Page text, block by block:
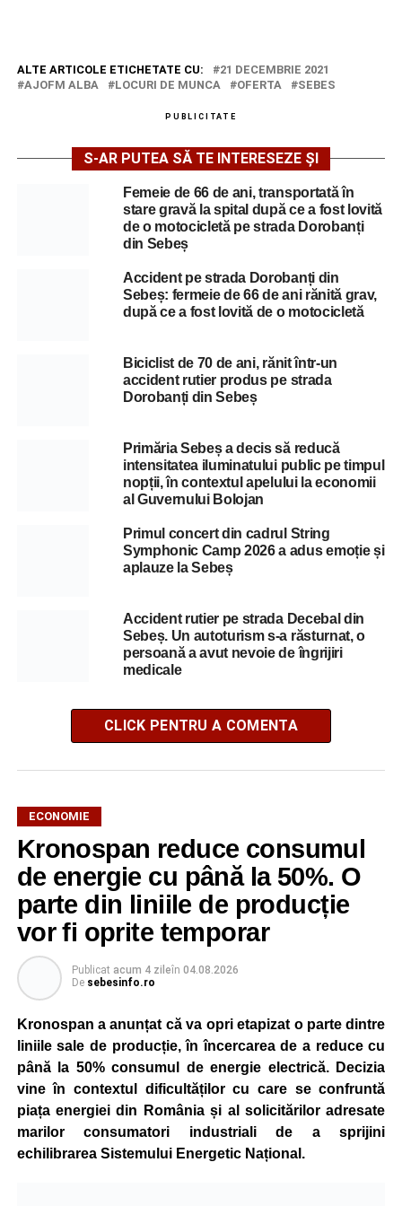
ALTE ARTICOLE ETICHETATE CU:
21 DECEMBRIE 2021
AJOFM ALBA
LOCURI DE MUNCA OFERTA SEBES
PUBLICITATE
S-AR PUTEA SĂ TE INTERESEZE ȘI
Femeie de 66 de ani, transportată în
stare gravă la spital după ce a fost lovită
de o motocicletă pe strada Dorobanți
din Sebeș
Accident pe strada Dorobanți din
Sebeș: fermeie de 66 de ani rănită grav,
după ce a fost lovită de o motocicletă
Biciclist de 70 de ani, rănit într-un
accident rutier produs pe strada
Dorobanți din Sebeș
Primăria Sebeș a decis să reducă
intensitatea iluminatului public pe timpul
nopții, în contextul apelului la economii
al Guvernului Bolojan
Primul concert din cadrul String
Symphonic Camp 2026 a adus emoție și
aplauze la Sebeș
Accident rutier pe strada Decebal din
Sebeș. Un autoturism s-a răsturnat, o
persoană a avut nevoie de îngrijiri
medicale
CLICK PENTRU A COMENTA
ECONOMIE
Kronospan reduce consumul
de energie cu până la 50%. O
parte din liniile de producție
vor fi oprite temporar
Publicat acum 4 zileîn 04.08.2026
De sebesinfo.ro
Kronospan a anunțat că va opri etapizat o parte dintre
liniile sale de producție, în încercarea de a reduce cu
până la 50% consumul de energie electrică. Decizia
vine în contextul dificultăților cu care se confruntă
piața energiei din România și al solicitărilor adresate
marilor consumatori industriali de a sprijini
echilibrarea Sistemului Energetic Național.